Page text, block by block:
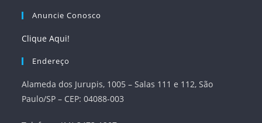
Anuncie Conosco
Clique Aqui!
Endereço
Alameda dos Jurupis, 1005 – Salas 111 e 112, São
Paulo/SP – CEP: 04088-003